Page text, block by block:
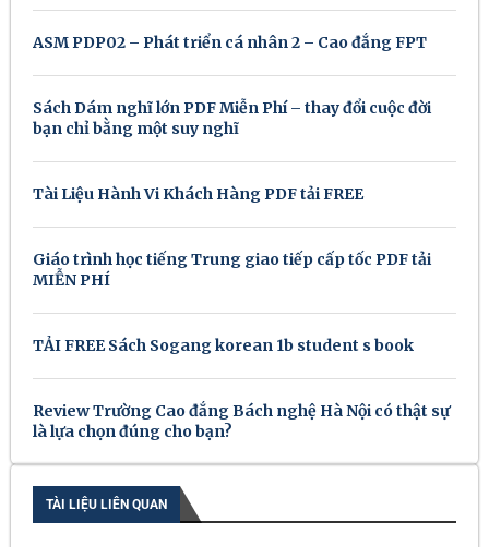
ASM PDP02 – Phát triển cá nhân 2 – Cao đẳng FPT
Sách Dám nghĩ lớn PDF Miễn Phí – thay đổi cuộc đời
bạn chỉ bằng một suy nghĩ
Tài Liệu Hành Vi Khách Hàng PDF tải FREE
Giáo trình học tiếng Trung giao tiếp cấp tốc PDF tải
MIỄN PHÍ
TẢI FREE Sách Sogang korean 1b student s book
Review Trường Cao đẳng Bách nghệ Hà Nội có thật sự
là lựa chọn đúng cho bạn?
TÀI LIỆU LIÊN QUAN